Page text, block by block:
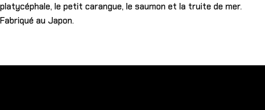
platycéphale, le petit carangue, le saumon et la truite de mer.
Fabriqué au Japon.